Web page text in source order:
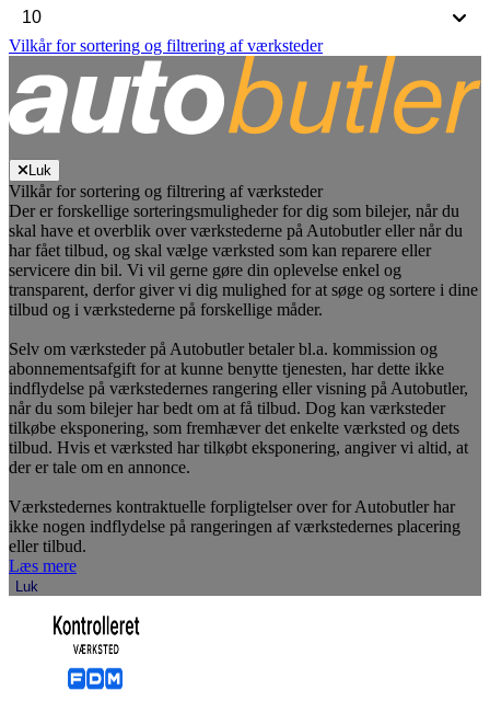
Vilkår for sortering og filtrering af værksteder
Luk
Vilkår for sortering og filtrering af værksteder
Der er forskellige sorteringsmuligheder for dig som bilejer, når du
skal have et overblik over værkstederne på Autobutler eller når du
har fået tilbud, og skal vælge værksted som kan reparere eller
servicere din bil. Vi vil gerne gøre din oplevelse enkel og
transparent, derfor giver vi dig mulighed for at søge og sortere i dine
tilbud og i værkstederne på forskellige måder.
Selv om værksteder på Autobutler betaler bl.a. kommission og
abonnementsafgift for at kunne benytte tjenesten, har dette ikke
indflydelse på værkstedernes rangering eller visning på Autobutler,
når du som bilejer har bedt om at få tilbud. Dog kan værksteder
tilkøbe eksponering, som fremhæver det enkelte værksted og dets
tilbud. Hvis et værksted har tilkøbt eksponering, angiver vi altid, at
der er tale om en annonce.
Værkstedernes kontraktuelle forpligtelser over for Autobutler har
ikke nogen indflydelse på rangeringen af værkstedernes placering
eller tilbud.
Læs mere
Luk